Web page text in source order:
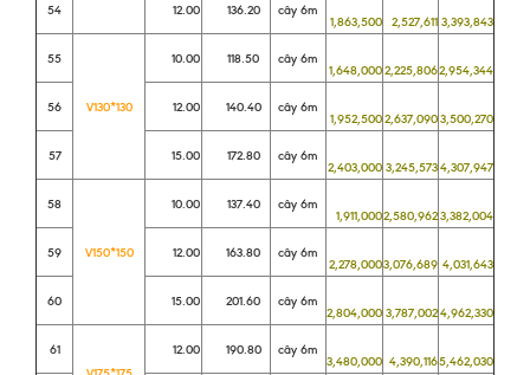
54 12.00 136.20 cây 6m
1,863,500 2,527,611 3,393,843
55
V130*130
10.00 118.50 cây 6m
1,648,0002,225,8062,954,344
56 12.00 140.40 cây 6m
1,952,5002,637,0903,500,270
57 15.00 172.80 cây 6m
2,403,000 3,245,5734,307,947
58
V150*150
10.00 137.40 cây 6m
1,911,0002,580,9623,382,004
59 12.00 163.80 cây 6m
2,278,0003,076,689 4,031,643
60 15.00 201.60 cây 6m
2,804,000 3,787,0024,962,330
61
12.00 190.80 cây 6m
3,480,000 4,390,1165,462,030